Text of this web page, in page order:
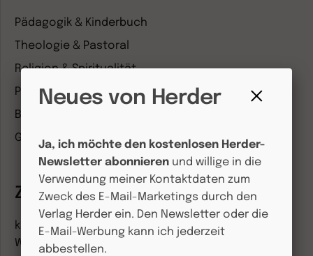
Pädagogik & Kinderbuch
Theologie & Pastoral
Religion & Spiritualität
Politik & Wirtschaft
Besser leben
Geschichte & Wissen
Zeitschriften
kindergarten heute Fachmagazin, Leitungsheft &
Wenn Eltern Rat suchen
Neues von Herder
Ja, ich möchte den kostenlosen Herder-
Newsletter abonnieren und willige in die
Verwendung meiner Kontaktdaten zum
Zweck des E-Mail-Marketings durch den
Verlag Herder ein. Den Newsletter oder die
E-Mail-Werbung kann ich jederzeit
abbestellen.